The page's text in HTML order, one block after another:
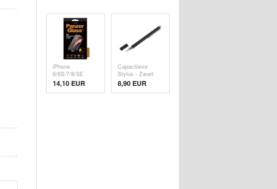
iPhone
6/6S/7/8/SE
(2020)/SE (
14,10 EUR
Capacitieve
Stylus - Zwart
8,90 EUR